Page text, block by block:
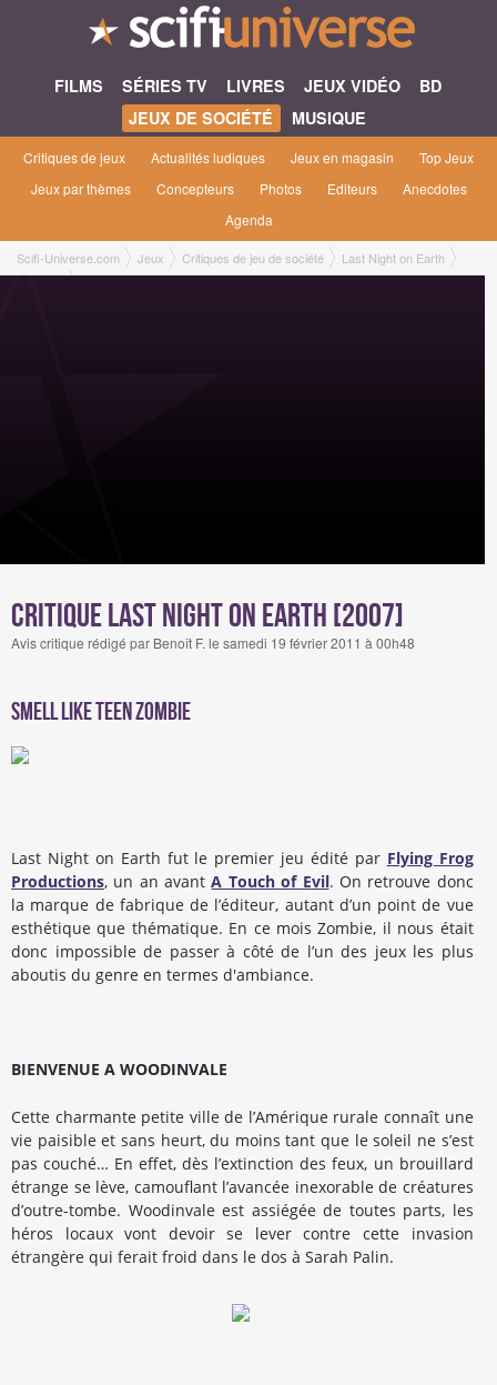
FILMS SÉRIES TV LIVRES JEUX VIDÉO
BD
JEUX DE SOCIÉTÉ
MUSIQUE
Critiques de jeux Actualités ludiques Jeux en magasin
Top Jeux
Jeux par thèmes
Concepteurs Photos Editeurs
Anecdotes
Agenda
Scifi-Universe.com Jeux Critiques de jeu de société
Last Night on Earth
Benoît F.
Critique Last Night on Earth [2007]
Avis critique rédigé par Benoît F. le samedi 19 février 2011 à 00h48
SMELL LIKE TEEN ZOMBIE
Last Night on Earth fut le premier jeu édité par Flying Frog
Productions, un an avantA Touch of Evil. On retrouve donc
la marque de fabrique de l’éditeur, autant d’un point de vue
esthétique que thématique. En ce mois Zombie, il nous était
donc impossible de passer à côté de l’un des jeux les plus
aboutis du genre en termes d'ambiance.
BIENVENUE A WOODINVALE
Cette charmante petite ville de l’Amérique rurale connaît une
vie paisible et sans heurt, du moins tant que le soleil ne s’est
pas couché… En effet, dès l’extinction des feux, un brouillard
étrange se lève, camouflant l’avancée inexorable de créatures
d’outre-tombe. Woodinvale est assiégée de toutes parts, les
héros locaux vont devoir se lever contre cette invasion
étrangère qui ferait froid dans le dos à Sarah Palin.